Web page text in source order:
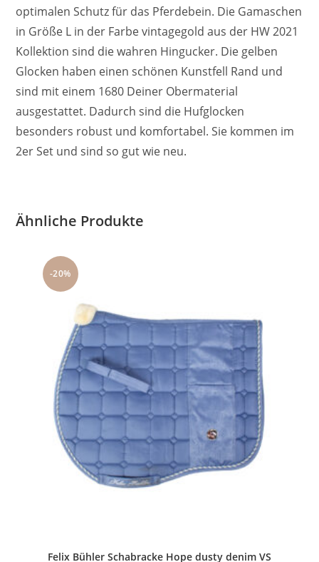
optimalen Schutz für das Pferdebein. Die Gamaschen
in Größe L in der Farbe vintagegold aus der HW 2021
Kollektion sind die wahren Hingucker. Die gelben
Glocken haben einen schönen Kunstfell Rand und
sind mit einem 1680 Deiner Obermaterial
ausgestattet. Dadurch sind die Hufglocken
besonders robust und komfortabel. Sie kommen im
2er Set und sind so gut wie neu.
Ähnliche Produkte
-20%
Felix Bühler Schabracke Hope dusty denim VS